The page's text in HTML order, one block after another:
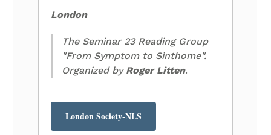
London
The Seminar 23 Reading Group
"From Symptom to Sinthome".
Organized by Roger Litten.
London Society-NLS